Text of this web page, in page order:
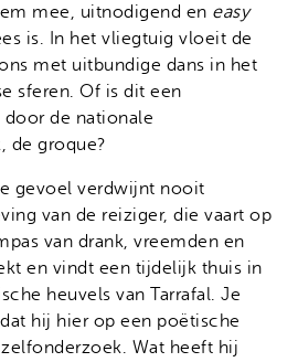
mee, uitnodigend en easy
is. In het vliegtuig vloeit de
met uitbundige dans in het
sferen. Of is dit een
de nationale
de groque?
gevoel verdwijnt nooit
van de reiziger, die vaart op
van drank, vreemden en
en vindt een tijdelijk thuis in
heuvels van Tarrafal. Je
hij hier op een poëtische
Wat heeft hij